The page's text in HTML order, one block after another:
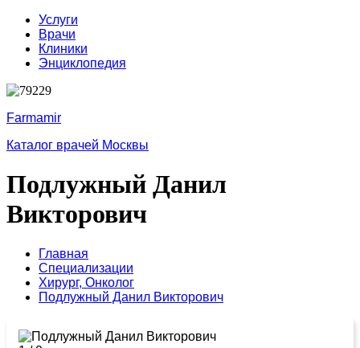
Услуги
Врачи
Клиники
Энциклопедия
Farmamir
Каталог врачей Москвы
Подлужный Данил
Викторович
Главная
Специализации
Хирург, Онколог
Подлужный Данил Викторович